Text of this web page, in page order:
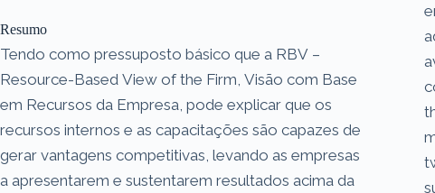
Resumo
Tendo como pressuposto básico que a RBV –
Resource-Based View of the Firm, Visão com Base
em Recursos da Empresa, pode explicar que os
recursos internos e as capacitações são capazes de
gerar vantagens competitivas, levando as empresas
a apresentarem e sustentarem resultados acima da